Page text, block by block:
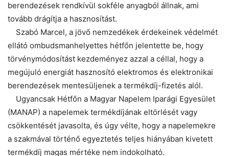
berendezések rendkívül sokféle anyagból állnak, ami
tovább drágítja a hasznosítást.
Szabó Marcel, a jövő nemzedékek érdekeinek védelmét
ellátó ombudsmanhelyettes hétfőn jelentette be, hogy
törvénymódosítást kezdeményez azzal a céllal, hogy a
megújuló energiát hasznosító elektromos és elektronikai
berendezések mentesüljenek a termékdíj-fizetés alól.
Ugyancsak Hétfőn a Magyar Napelem Iparági Egyesület
(MANAP) a napelemek termékdíjának eltörlését vagy
csökkentését javasolta, és úgy vélte, hogy a napelemekre
a szakmával történő egyeztetés teljes hiányában kivetett
termékdíj magas mértéke nem indokolható.